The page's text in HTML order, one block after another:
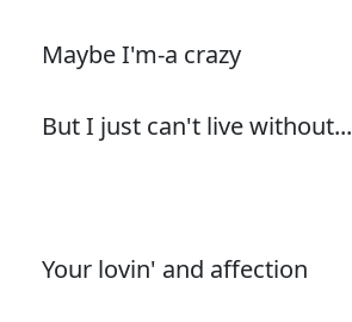
Maybe I'm-a crazy
But I just can't live without...
Your lovin' and affection